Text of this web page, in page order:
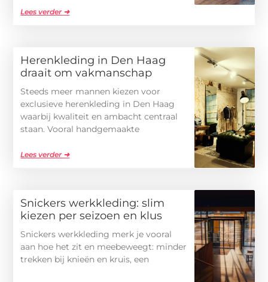
Lees verder ➜
Herenkleding in Den Haag
draait om vakmanschap
Steeds meer mannen kiezen voor
exclusieve herenkleding in Den Haag
waarbij kwaliteit en ambacht centraal
staan. Vooral handgemaakte
Lees verder ➜
Snickers werkkleding: slim
kiezen per seizoen en klus
Snickers werkkleding merk je vooral
aan hoe het zit en meebeweegt: minder
trekken bij knieën en kruis, een